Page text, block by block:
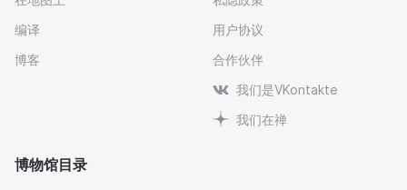
编译
博客
用户协议
合作伙伴
我们是VKontakte
我们在禅
博物馆目录